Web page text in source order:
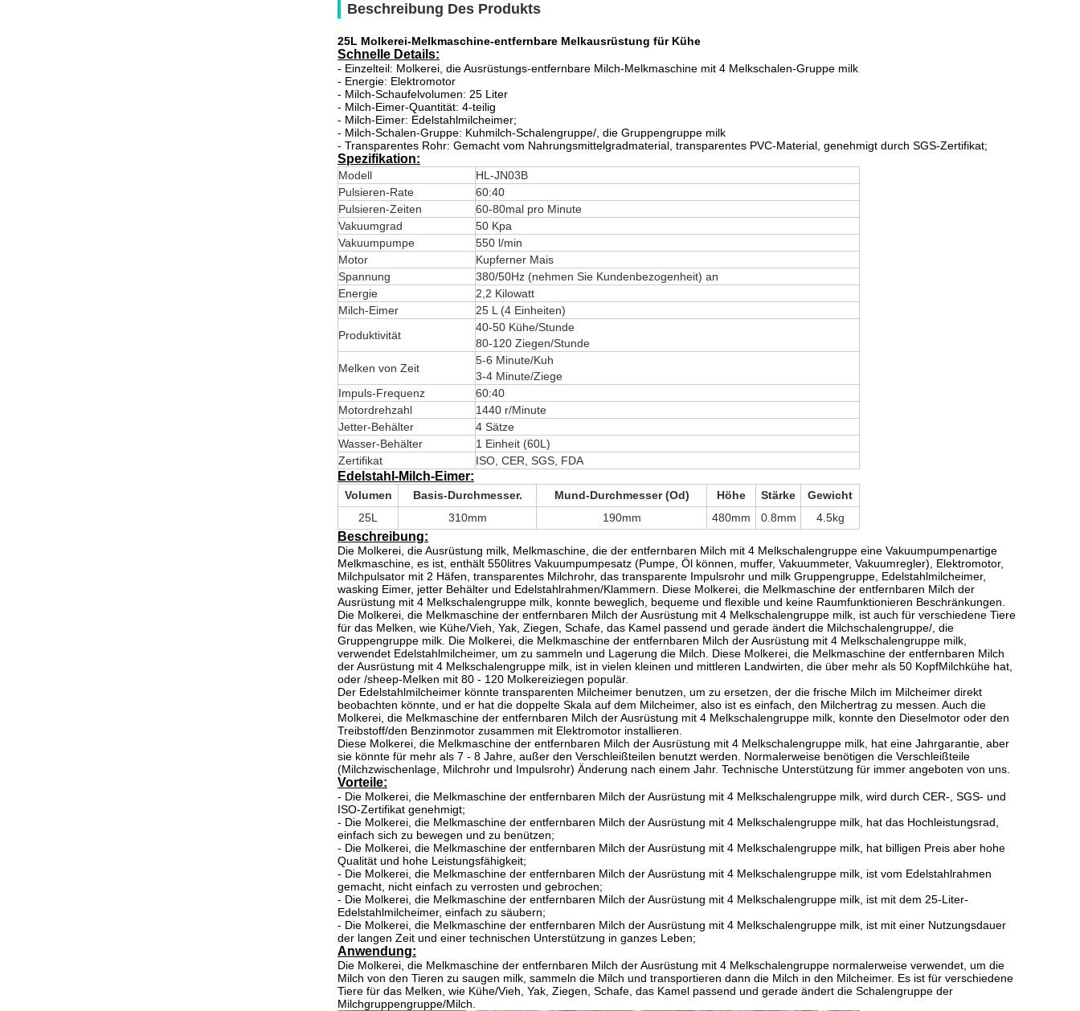
Beschreibung Des Produkts
25L Molkerei-Melkmaschine-entfernbare Melkausrüstung für Kühe
Schnelle Details:
- Einzelteil: Molkerei, die Ausrüstungs-entfernbare Milch-Melkmaschine mit 4 Melkschalen-Gruppe milk
- Energie: Elektromotor
- Milch-Schaufelvolumen: 25 Liter
- Milch-Eimer-Quantität: 4-teilig
- Milch-Eimer: Edelstahlmilcheimer;
- Milch-Schalen-Gruppe: Kuhmilch-Schalengruppe/, die Gruppengruppe milk
- Transparentes Rohr: Gemacht vom Nahrungsmittelgradmaterial, transparentes PVC-Material, genehmigt durch SGS-Zertifikat;
Spezifikation:
Modell
HL-JN03B
Pulsieren-Rate
60:40
Pulsieren-Zeiten
60-80mal pro Minute
Vakuumgrad
50 Kpa
Vakuumpumpe
550 l/min
Motor
Kupferner Mais
Spannung
380/50Hz (nehmen Sie Kundenbezogenheit) an
Energie
2,2 Kilowatt
Milch-Eimer
25 L (4 Einheiten)
Produktivität
40-50 Kühe/Stunde
80-120 Ziegen/Stunde
Melken von Zeit
5-6 Minute/Kuh
3-4 Minute/Ziege
Impuls-Frequenz
60:40
Motordrehzahl
1440 r/Minute
Jetter-Behälter
4 Sätze
Wasser-Behälter
1 Einheit (60L)
Zertifikat
ISO, CER, SGS, FDA
Edelstahl-Milch-Eimer:
Volumen Basis-Durchmesser. Mund-Durchmesser (Od) Höhe Stärke
Gewicht
25L
310mm 190mm 480mm 0.8mm 4.5kg
Beschreibung:
Die Molkerei, die Ausrüstung milk, Melkmaschine, die der entfernbaren Milch mit 4 Melkschalengruppe eine Vakuumpumpenartige
Melkmaschine, es ist, enthält 550litres Vakuumpumpesatz (Pumpe, Öl können, muffer, Vakuummeter, Vakuumregler), Elektromotor,
Milchpulsator mit 2 Häfen, transparentes Milchrohr, das transparente Impulsrohr und milk Gruppengruppe, Edelstahlmilcheimer,
wasking Eimer, jetter Behälter und Edelstahlrahmen/Klammern. Diese Molkerei, die Melkmaschine der entfernbaren Milch der
Ausrüstung mit 4 Melkschalengruppe milk, konnte beweglich, bequeme und flexible und keine Raumfunktionieren Beschränkungen.
Die Molkerei, die Melkmaschine der entfernbaren Milch der Ausrüstung mit 4 Melkschalengruppe milk, ist auch für verschiedene Tiere
für das Melken, wie Kühe/Vieh, Yak, Ziegen, Schafe, das Kamel passend und gerade ändert die Milchschalengruppe/, die
Gruppengruppe milk. Die Molkerei, die Melkmaschine der entfernbaren Milch der Ausrüstung mit 4 Melkschalengruppe milk,
verwendet Edelstahlmilcheimer, um zu sammeln und Lagerung die Milch. Diese Molkerei, die Melkmaschine der entfernbaren Milch
der Ausrüstung mit 4 Melkschalengruppe milk, ist in vielen kleinen und mittleren Landwirten, die über mehr als 50 KopfMilchkühe hat,
oder /sheep-Melken mit 80 - 120 Molkereiziegen populär.
Der Edelstahlmilcheimer könnte transparenten Milcheimer benutzen, um zu ersetzen, der die frische Milch im Milcheimer direkt
beobachten könnte, und er hat die doppelte Skala auf dem Milcheimer, also ist es einfach, den Milchertrag zu messen. Auch die
Molkerei, die Melkmaschine der entfernbaren Milch der Ausrüstung mit 4 Melkschalengruppe milk, konnte den Dieselmotor oder den
Treibstoff/den Benzinmotor zusammen mit Elektromotor installieren.
Diese Molkerei, die Melkmaschine der entfernbaren Milch der Ausrüstung mit 4 Melkschalengruppe milk, hat eine Jahrgarantie, aber
sie könnte für mehr als 7 - 8 Jahre, außer den Verschleißteilen benutzt werden. Normalerweise benötigen die Verschleißteile
(Milchzwischenlage, Milchrohr und Impulsrohr) Änderung nach einem Jahr. Technische Unterstützung für immer angeboten von uns.
Vorteile:
- Die Molkerei, die Melkmaschine der entfernbaren Milch der Ausrüstung mit 4 Melkschalengruppe milk, wird durch CER-, SGS- und
ISO-Zertifikat genehmigt;
- Die Molkerei, die Melkmaschine der entfernbaren Milch der Ausrüstung mit 4 Melkschalengruppe milk, hat das Hochleistungsrad,
einfach sich zu bewegen und zu benützen;
- Die Molkerei, die Melkmaschine der entfernbaren Milch der Ausrüstung mit 4 Melkschalengruppe milk, hat billigen Preis aber hohe
Qualität und hohe Leistungsfähigkeit;
- Die Molkerei, die Melkmaschine der entfernbaren Milch der Ausrüstung mit 4 Melkschalengruppe milk, ist vom Edelstahlrahmen
gemacht, nicht einfach zu verrosten und gebrochen;
- Die Molkerei, die Melkmaschine der entfernbaren Milch der Ausrüstung mit 4 Melkschalengruppe milk, ist mit dem 25-Liter-
Edelstahlmilcheimer, einfach zu säubern;
- Die Molkerei, die Melkmaschine der entfernbaren Milch der Ausrüstung mit 4 Melkschalengruppe milk, ist mit einer Nutzungsdauer
der langen Zeit und einer technischen Unterstützung in ganzes Leben;
Anwendung:
Die Molkerei, die Melkmaschine der entfernbaren Milch der Ausrüstung mit 4 Melkschalengruppe normalerweise verwendet, um die
Milch von den Tieren zu saugen milk , sammeln die Milch und transportieren dann die Milch in den Milcheimer. Es ist für verschiedene
Tiere für das Melken, wie Kühe/Vieh, Yak, Ziegen, Schafe, das Kamel passend und gerade ändert die Schalengruppe der
Milchgruppengruppe/Milch.